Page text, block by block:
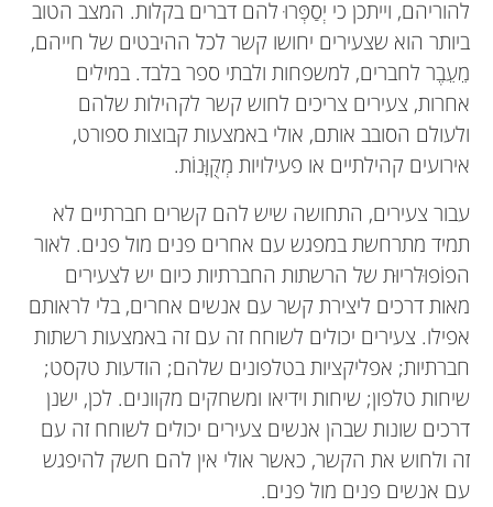
להוריהם, וייתכן כי יְסַפְּרוּ להם דברים בקלות. המצב הטוב
ביותר הוא שצעירים יחושו קשר לכל ההיבטים של חייהם,
מֵעֵבֶר לחברים, למשפחות ולבתי ספר בלבד. במילים
אחרות, צעירים צריכים לחוש קשר לקהילות שלהם
ולעולם הסובב אותם, אולי באמצעות קבוצות ספורט,
אירועים קהילתיים או פעילויות מְקֻוָּנוֹת.
עבור צעירים, התחושה שיש להם קשרים חברתיים לא
תמיד מתרחשת במפגש עם אחרים פנים מול פנים. לאור
הפוֹפוּלריוּת של הרשתות החברתיות כיום יש לצעירים
מאות דרכים ליצירת קשר עם אנשים אחרים, בלי לראותם
אפילו. צעירים יכולים לשוחח זה עם זה באמצעות רשתות
חברתיות; אפליקציות בטלפונים שלהם; הודעות טקסט;
שיחות טלפון; שיחות וידיאו ומשחקים מקוונים. לכן, ישנן
דרכים שונות שבהן אנשים צעירים יכולים לשוחח זה עם
זה ולחוש את הקשר, כאשר אולי אין להם חשק להיפגש
עם אנשים פנים מול פנים.